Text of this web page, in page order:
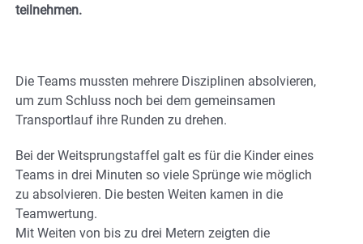
teilnehmen.
Die Teams mussten mehrere Disziplinen absolvieren,
um zum Schluss noch bei dem gemeinsamen
Transportlauf ihre Runden zu drehen.
Bei der Weitsprungstaffel galt es für die Kinder eines
Teams in drei Minuten so viele Sprünge wie möglich
zu absolvieren. Die besten Weiten kamen in die
Teamwertung.
Mit Weiten von bis zu drei Metern zeigten die